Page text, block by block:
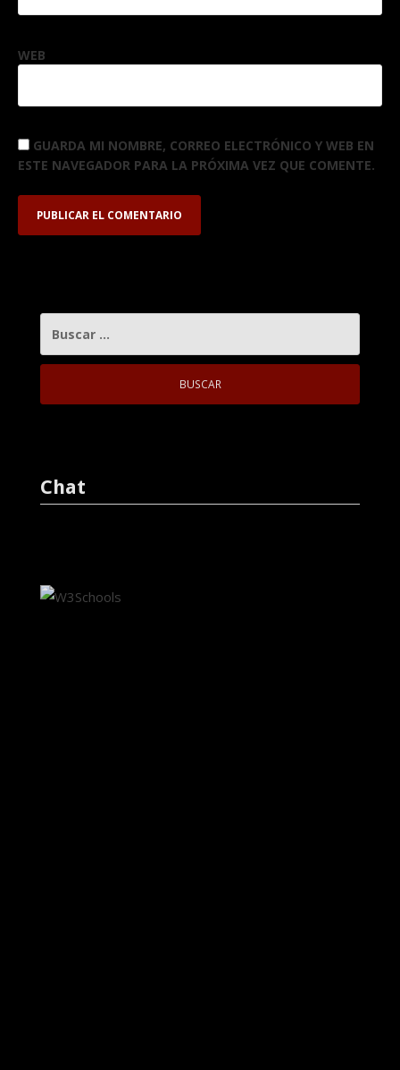
WEB
GUARDA MI NOMBRE, CORREO ELECTRÓNICO Y WEB EN
ESTE NAVEGADOR PARA LA PRÓXIMA VEZ QUE COMENTE.
Chat